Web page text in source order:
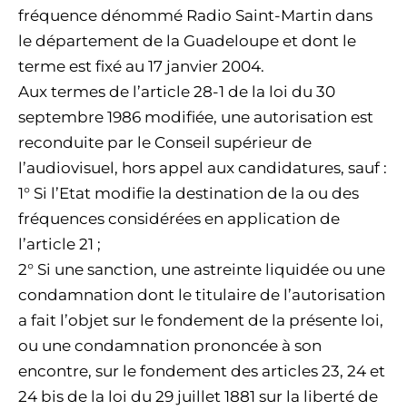
fréquence dénommé Radio Saint-Martin dans
le département de la Guadeloupe et dont le
terme est fixé au 17 janvier 2004.
Aux termes de l’article 28-1 de la loi du 30
septembre 1986 modifiée, une autorisation est
reconduite par le Conseil supérieur de
l’audiovisuel, hors appel aux candidatures, sauf :
1° Si l’Etat modifie la destination de la ou des
fréquences considérées en application de
l’article 21 ;
2° Si une sanction, une astreinte liquidée ou une
condamnation dont le titulaire de l’autorisation
a fait l’objet sur le fondement de la présente loi,
ou une condamnation prononcée à son
encontre, sur le fondement des articles 23, 24 et
24 bis de la loi du 29 juillet 1881 sur la liberté de